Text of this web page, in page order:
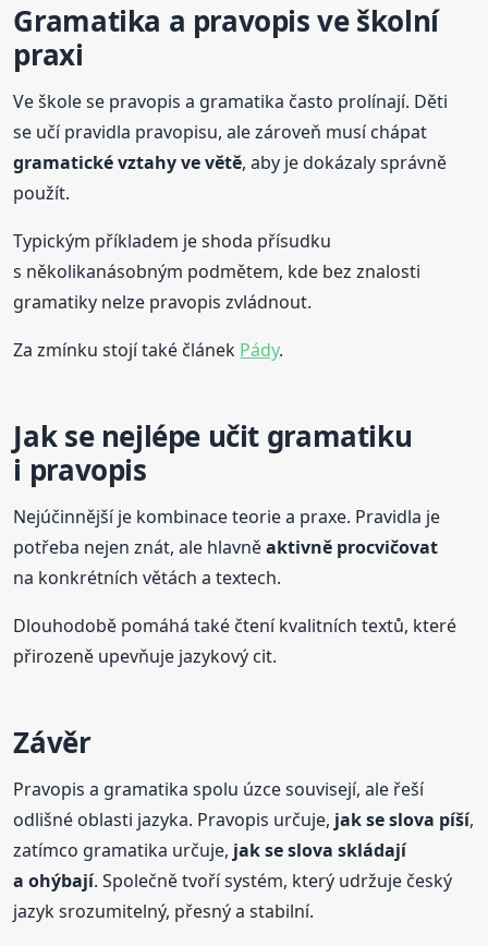
Gramatika a pravopis ve školní
praxi
Ve škole se pravopis a gramatika často prolínají. Děti
se učí pravidla pravopisu, ale zároveň musí chápat
gramatické vztahy ve větě, aby je dokázaly správně
použít.
Typickým příkladem je shoda přísudku
s několikanásobným podmětem, kde bez znalosti
gramatiky nelze pravopis zvládnout.
Za zmínku stojí také článek Pády.
Jak se nejlépe učit gramatiku
i pravopis
Nejúčinnější je kombinace teorie a praxe. Pravidla je
potřeba nejen znát, ale hlavněaktivně procvičovat
na konkrétních větách a textech.
Dlouhodobě pomáhá také čtení kvalitních textů, které
přirozeně upevňuje jazykový cit.
Závěr
Pravopis a gramatika spolu úzce souvisejí, ale řeší
odlišné oblasti jazyka. Pravopis určuje, jak se slova píší,
zatímco gramatika určuje, jak se slova skládají
a ohýbají. Společně tvoří systém, který udržuje český
jazyk srozumitelný, přesný a stabilní.